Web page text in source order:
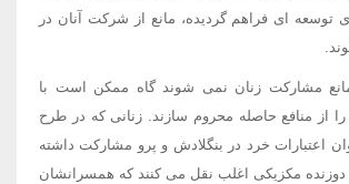
توسعه ای فراهم گردیده، مانع از شرکت آنان در
مشارکت زنان نمی شوند گاه ممکن است با
را از منافع حاصله محروم سازند. زنانی که در طرح
اعتبارات خرد در بنگلادش و پرو مشارکت داشته
دوزنده مکزیکی اغلب نقل می کنند که همسرانشان